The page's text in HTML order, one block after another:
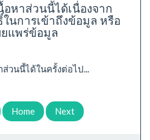
หาส่วนนี้ได้เนื่องจาก
นการเข้าถึงข้อมูล หรือ
ยแพร่ข้อมูล
วนนี้ได้ในครั้งต่อไป...
Home Next